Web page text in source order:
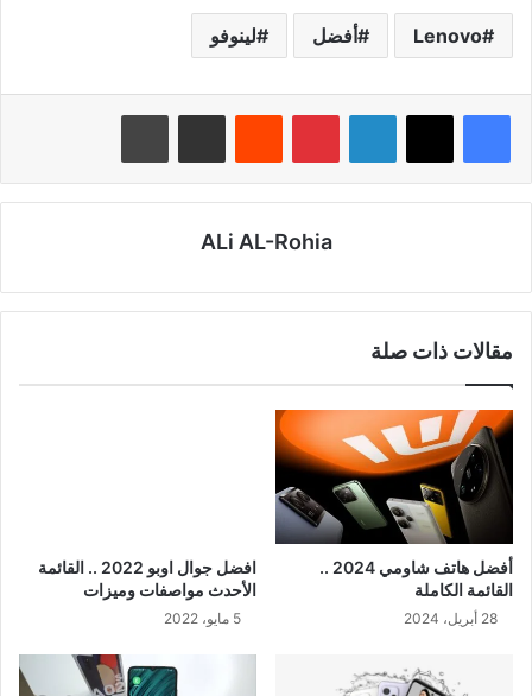
Lenovo أفضل لينوفو
لينكدإن بينتيريست
ALi AL-Rohia
مقالات ذات صلة
أفضل هاتف شاومي 2024 ..
القائمة الكاملة
28 أبريل، 2024
افضل جوال اوبو 2022 .. القائمة
الأحدث مواصفات وميزات
5 مايو، 2022